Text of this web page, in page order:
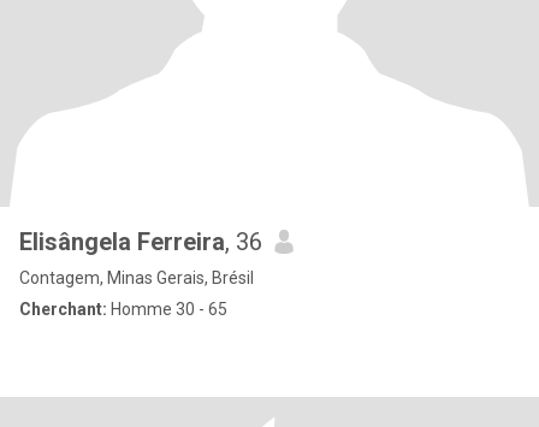
Elisângela Ferreira, 36
Contagem, Minas Gerais, Brésil
Cherchant: Homme 30 - 65